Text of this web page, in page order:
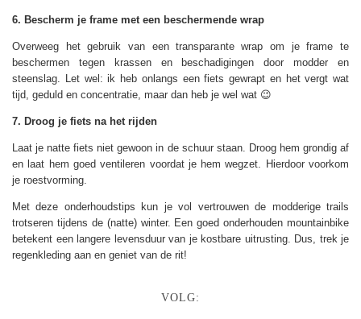
6. Bescherm je frame met een beschermende wrap
Overweeg het gebruik van een transparante wrap om je frame te
beschermen tegen krassen en beschadigingen door modder en
steenslag. Let wel: ik heb onlangs een fiets gewrapt en het vergt wat
tijd, geduld en concentratie, maar dan heb je wel wat 😉
7. Droog je fiets na het rijden
Laat je natte fiets niet gewoon in de schuur staan. Droog hem grondig af
en laat hem goed ventileren voordat je hem wegzet. Hierdoor voorkom
je roestvorming.
Met deze onderhoudstips kun je vol vertrouwen de modderige trails
trotseren tijdens de (natte) winter. Een goed onderhouden mountainbike
betekent een langere levensduur van je kostbare uitrusting. Dus, trek je
regenkleding aan en geniet van de rit!
VOLG: